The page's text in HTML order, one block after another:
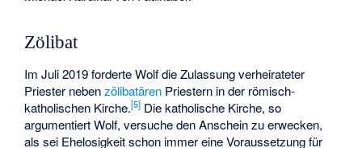
Zölibat
Im Juli 2019 forderte Wolf die Zulassung verheirateter
Priester nebenzölibatären Priestern in der römisch-
katholischen Kirche.[5] Die katholische Kirche, so
argumentiert Wolf, versuche den Anschein zu erwecken,
als sei Ehelosigkeit schon immer eine Voraussetzung für